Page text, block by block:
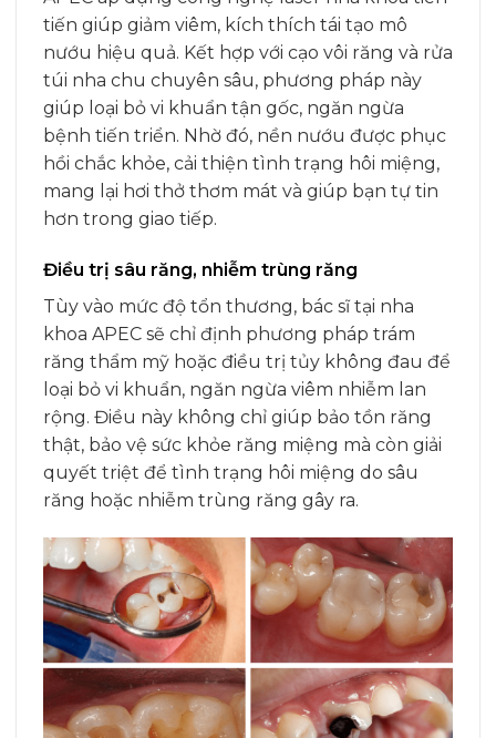
tiến giúp giảm viêm, kích thích tái tạo mô
nướu hiệu quả. Kết hợp với cạo vôi răng và rửa
túi nha chu chuyên sâu, phương pháp này
giúp loại bỏ vi khuẩn tận gốc, ngăn ngừa
bệnh tiến triển. Nhờ đó, nền nướu được phục
hồi chắc khỏe, cải thiện tình trạng hôi miệng,
mang lại hơi thở thơm mát và giúp bạn tự tin
hơn trong giao tiếp.
Điều trị sâu răng, nhiễm trùng răng
Tùy vào mức độ tổn thương, bác sĩ tại nha
khoa APEC sẽ chỉ định phương pháp trám
răng thẩm mỹ hoặc điều trị tủy không đau để
loại bỏ vi khuẩn, ngăn ngừa viêm nhiễm lan
rộng. Điều này không chỉ giúp bảo tồn răng
thật, bảo vệ sức khỏe răng miệng mà còn giải
quyết triệt để tình trạng hôi miệng do sâu
răng hoặc nhiễm trùng răng gây ra.